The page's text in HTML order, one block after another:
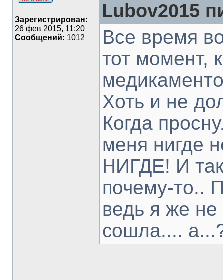
Зарегистрирован:
26 фев 2015, 11:20
Сообщений: 1012
Lubov2015
Все время
тот момент,
Хоть и не
Когда
меня нигде
НИГДЕ! И
почему-то..
ведь я же
сошла....